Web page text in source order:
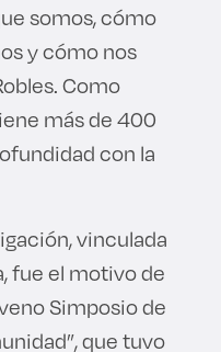
somos, cómo
y cómo nos
Como
más de 400
con la
vinculada
fue el motivo de
Simposio de
que tuvo